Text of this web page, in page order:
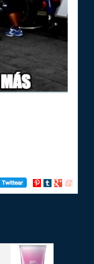
Compartir
Compartir
Compartir
Compartir